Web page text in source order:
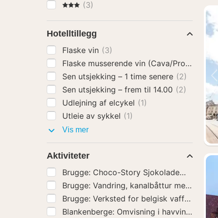
3 Stjerner
(3)
Hotelltillegg
Flaske vin (3)
Flaske musserende vin (Cava/Prosecco)
Sen utsjekking – 1 time senere (2)
Sen utsjekking – frem til 14.00 (2)
Udlejning af elcykel (1)
Utleie av sykkel (1)
Vis merHotelltillegg
Aktiviteter